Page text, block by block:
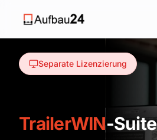
Separate Lizenzierung
TrailerWIN-Suite